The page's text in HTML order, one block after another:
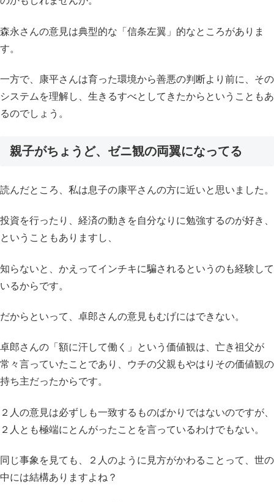
森永さんの意見は典型的な「信条左翼」的なところがありま
す。
一方で、康平さんは育った環境から善悪の判断より前に、その
システムを理解し、生きるすべとしてきたからということもあ
るのでしょう。
親子がちょうど、ゼニ観の両翼になってる
読んだところ、私は息子の康平さんの方に近いと思いました。
投資を行ったり、経済の動きを自分なりに勉強するのが好き、
ということもありますし、
知らないと、かえってインチキに騙されるというのも経験して
いるからです。
だからといって、卓郎さんの意見もむげにはできない。
卓郎さんの「額に汗して働く」という価値観は、亡き祖父が
常々言っていたことであり、ウチの父親もやはりその価値観の
持ち主だったからです。
２人の意見は必ずしも一致するものばかりではないのですが、
２人とも極端にとんがったことを言っているわけでもない。
同じ事象を見ても、２人のように見方がかわることって、世の
中には結構ありますよね？